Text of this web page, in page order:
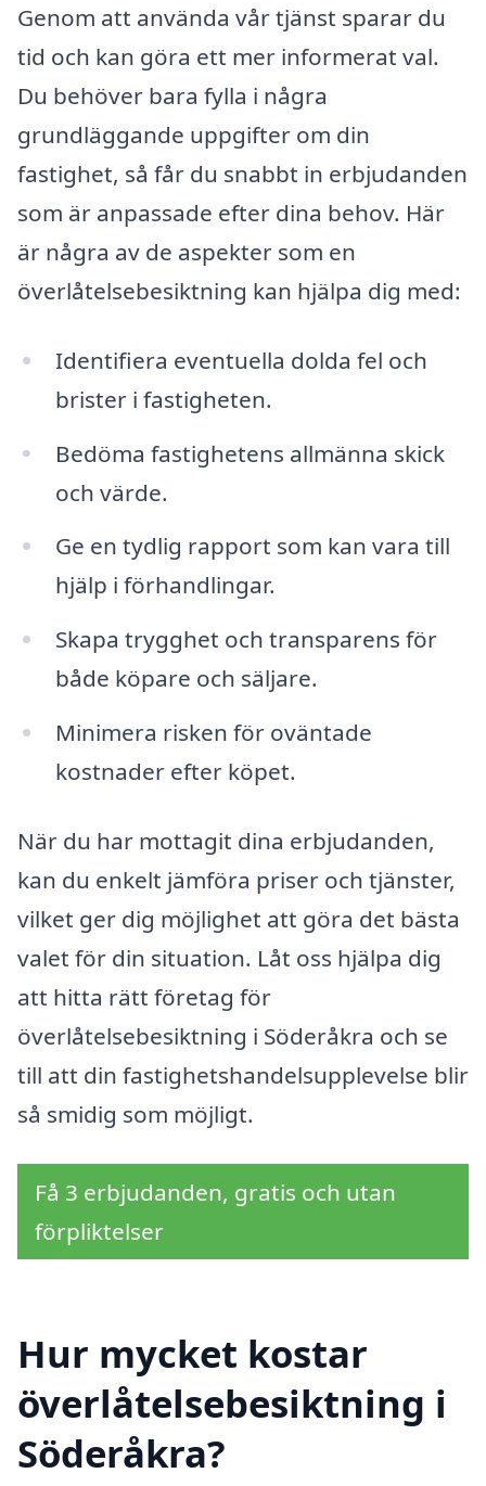
Genom att använda vår tjänst sparar du
tid och kan göra ett mer informerat val.
Du behöver bara fylla i några
grundläggande uppgifter om din
fastighet, så får du snabbt in erbjudanden
som är anpassade efter dina behov. Här
är några av de aspekter som en
överlåtelsebesiktning kan hjälpa dig med:
Identifiera eventuella dolda fel och
brister i fastigheten.
Bedöma fastighetens allmänna skick
och värde.
Ge en tydlig rapport som kan vara till
hjälp i förhandlingar.
Skapa trygghet och transparens för
både köpare och säljare.
Minimera risken för oväntade
kostnader efter köpet.
När du har mottagit dina erbjudanden,
kan du enkelt jämföra priser och tjänster,
vilket ger dig möjlighet att göra det bästa
valet för din situation. Låt oss hjälpa dig
att hitta rätt företag för
överlåtelsebesiktning i Söderåkra och se
till att din fastighetshandelsupplevelse blir
så smidig som möjligt.
Få 3 erbjudanden, gratis och utan
förpliktelser
Hur mycket kostar
överlåtelsebesiktning i
Söderåkra?